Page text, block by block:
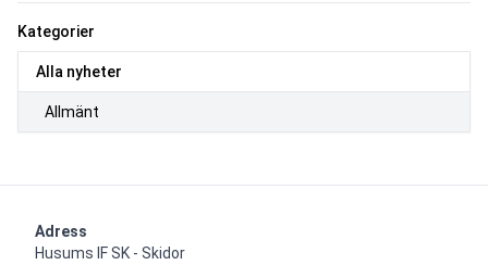
Kategorier
Alla nyheter
Allmänt
Adress
Husums IF SK - Skidor